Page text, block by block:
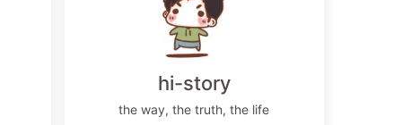
hi-story
the way, the truth, the life